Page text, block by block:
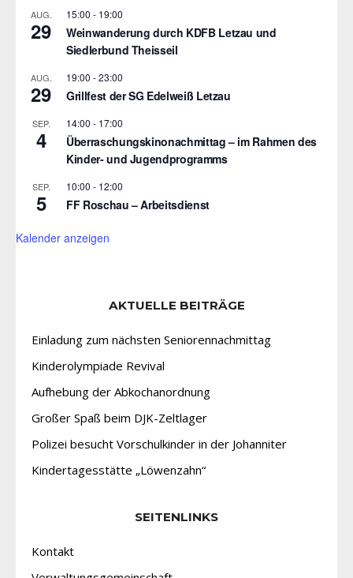
AUG.
29
15:00 - 19:00
Weinwanderung durch KDFB Letzau und
Siedlerbund Theisseil
AUG.
29
19:00 -23:00
Grillfest der SG Edelweiß Letzau
SEP.
4
14:00 - 17:00
Überraschungskinonachmittag – im Rahmen des
Kinder- und Jugendprogramms
SEP.
5
10:00 - 12:00
FF Roschau – Arbeitsdienst
Kalender anzeigen
AKTUELLE BEITRÄGE
Einladung zum nächsten Seniorennachmittag
Kinderolympiade Revival
Aufhebung der Abkochanordnung
Großer Spaß beim DJK-Zeltlager
Polizei besucht Vorschulkinder in der Johanniter
Kindertagesstätte „Löwenzahn“
SEITENLINKS
Kontakt